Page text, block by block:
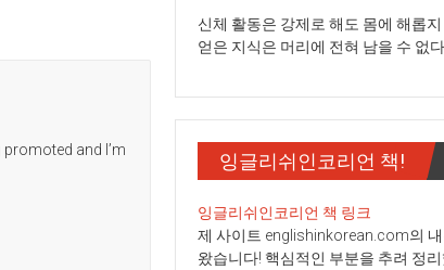
EiK
and I’m
신체 활동은 강제로 해도 몸에 해롭
얻은 지식은 머리에 전혀 남을 수 없다
잉글리쉬인코리언 책!
잉글리쉬인코리언 책 링크
제 사이트 englishinkorean.com의
왔습니다! 핵심적인 부분을 추려 정